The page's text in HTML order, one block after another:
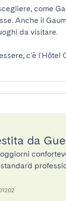
come
Anche il
da visitare.
c'è l'Hôtel
da